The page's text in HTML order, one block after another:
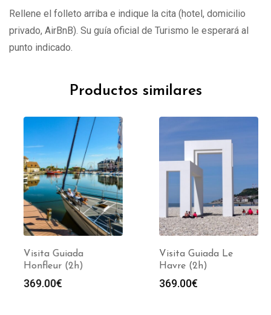
Rellene el folleto arriba e indique la cita (hotel, domicilio
privado, AirBnB). Su guía oficial de Turismo le esperará al
punto indicado.
Productos similares
Visita Guiada
Honfleur (2h)
369.00€
Visita Guiada Le
Havre (2h)
369.00€